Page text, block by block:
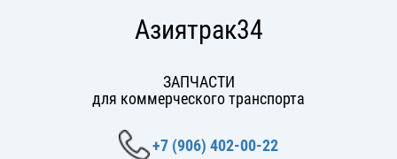
Азиятрак34
ЗАПЧАСТИ
для коммерческого транспорта
+7 (906) 402-00-22